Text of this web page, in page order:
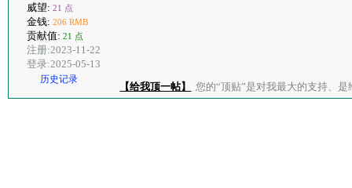
威望: 21 点
金钱: 206 RMB
贡献值: 21 点
注册:2023-11-22
登录:2025-05-13
历史记录
【给我顶一帖】 您的“顶贴”是对我最大的支持、